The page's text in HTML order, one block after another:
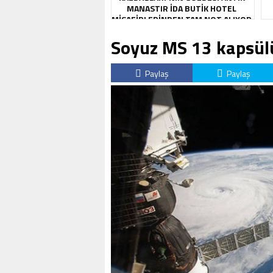
MANASTIR İDA BUTIK HOTEL
MISAFIRLERINDEN TAM NOT ALIYOR
Soyuz MS 13
Paylaş Paylaş